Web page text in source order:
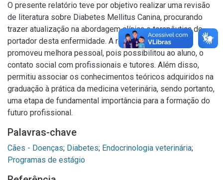
O presente relatório teve por objetivo realizar uma revisão
de literatura sobre Diabetes Mellitus Canina, procurando
trazer atualização na abordagem clínica e terapêutica do
portador desta enfermidade. A realização do ESO
promoveu melhora pessoal, pois possibilitou ao aluno, o
contato social com profissionais e tutores. Além disso,
permitiu associar os conhecimentos teóricos adquiridos na
graduação à prática da medicina veterinária, sendo portanto,
uma etapa de fundamental importância para a formação do
futuro profissional.
Palavras-chave
Cães - Doenças; Diabetes; Endocrinologia veterinária;
Programas de estágio